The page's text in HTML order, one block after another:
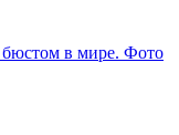
в мире. Фото